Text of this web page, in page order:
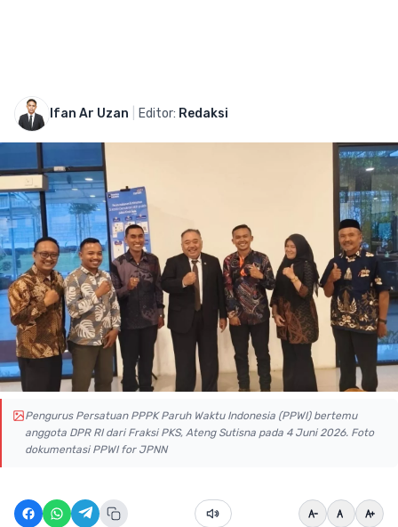
Ifan Ar Uzan Editor: Redaksi
Pengurus Persatuan PPPK Paruh Waktu Indonesia (PPWI) bertemu
anggota DPR RI dari Fraksi PKS, Ateng Sutisna pada 4 Juni 2026. Foto
dokumentasi PPWI for JPNN